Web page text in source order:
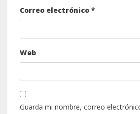
Correo electrónico *
Web
Guarda mi nombre, correo